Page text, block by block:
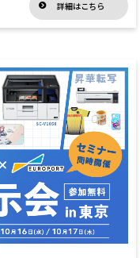
詳細はこちら